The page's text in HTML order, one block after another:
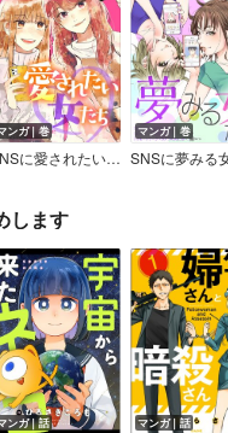
ンガ｜巻
SNSに愛されたい女たち
マンガ｜巻
SNSに夢みる
します
ンガ｜話 マンガ｜話